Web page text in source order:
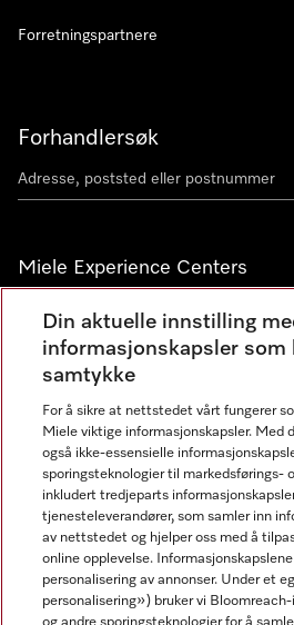
Forhandlersøk
Miele Experience Centers
Miele Experience Center Nesbru
Miele Outlet Nesbru
Nyhetsbrev
Forretningspartnere
Din aktuelle innstilling
informasjonskapsler som
samtykke
For å sikre at nettstedet vårt fungerer
Miele viktige informasjonskapsler. Med
også ikke-essensielle
sporingsteknologier til markedsførings-
inkludert tredjeparts
tjenesteleverandører, som samler inn
av nettstedet og hjelper oss med å
online opplevelse. Informasjonskapslene
personalisering av annonser. Under et
personalisering») bruker vi